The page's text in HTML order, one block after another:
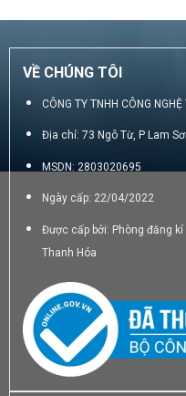
VỀ CHÚNG TÔI
CÔNG TY TNHH CÔNG
Địa chỉ: 73 Ngô Từ, P Lam
MSDN: 2803020695
Ngày cấp: 22/04/2022
Được cấp bởi: Phòng đăng
Thanh Hóa